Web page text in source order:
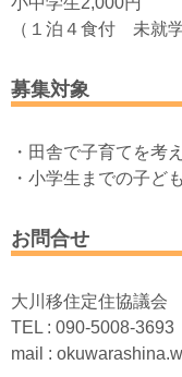
（１泊４食付 未就
募集対象
・田舎で子育てを考
・小学生までの子ど
お問合せ
大川移住定住協議会
TEL : 090-5008-
mail :